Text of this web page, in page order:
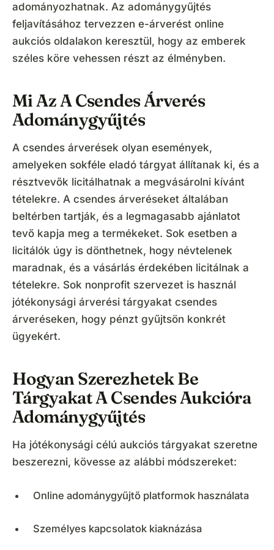
adományozhatnak. Az adománygyűjtés
feljavításához tervezzen e-árverést online
aukciós oldalakon keresztül, hogy az emberek
széles köre vehessen részt az élményben.
Mi Az A Csendes Árverés
Adománygyűjtés
A csendes árverések olyan események,
amelyeken sokféle eladó tárgyat állítanak ki, és a
résztvevők licitálhatnak a megvásárolni kívánt
tételekre. A csendes árveréseket általában
beltérben tartják, és a legmagasabb ajánlatot
tevő kapja meg a termékeket. Sok esetben a
licitálók úgy is dönthetnek, hogy névtelenek
maradnak, és a vásárlás érdekében licitálnak a
tételekre. Sok nonprofit szervezet is használ
jótékonysági árverési tárgyakat csendes
árveréseken, hogy pénzt gyűjtsön konkrét
ügyekért.
Hogyan Szerezhetek Be
Tárgyakat A Csendes Aukcióra
Adománygyűjtés
Ha jótékonysági célú aukciós tárgyakat szeretne
beszerezni, kövesse az alábbi módszereket:
Online adománygyűjtő platformok használata
Személyes kapcsolatok kiaknázása